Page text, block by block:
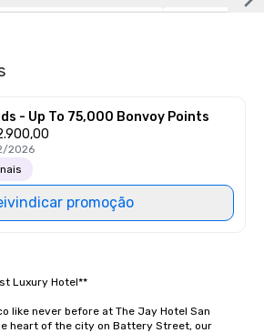
- Up To 75,000 Bonvoy Points
2026
promoção
Luxury Hotel**
like never before at The Jay Hotel San
heart of the city on Battery Street, our